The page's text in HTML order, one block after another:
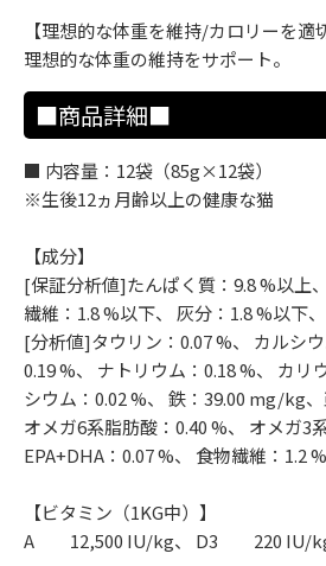
【理想的な体重を維持/カロリーを適
理想的な体重の維持をサポート。
■商品詳細■
■ 内容量：12袋（85g×12袋）
※生後12ヵ月齢以上の健康な猫
【成分】
[保証分析値]たんぱく質：9.8 %以上
繊維：1.8 %以下、 灰分：1.8 %以下
[分析値]タウリン：0.07 %、 カルシウ
0.19 %、 ナトリウム：0.18 %、 カリ
シウム：0.02 %、 鉄：39.00 mg/kg
オメガ6系脂肪酸：0.40 %、 オメガ3
EPA+DHA：0.07 %、 食物繊維：1.2 %
【ビタミン（1KG中）】
A 12,500 IU/kg、 D3 220 IU/